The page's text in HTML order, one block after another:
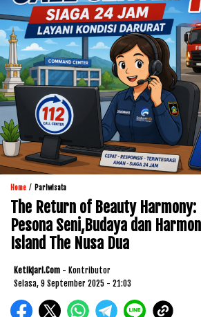
Home / Pariwisata
The Return of Beauty Harmony:
Pesona Seni,Budaya dan
Island The Nusa Dua
Ketikjari.com - Kontributor
Selasa, 9 September 2025 - 21:03